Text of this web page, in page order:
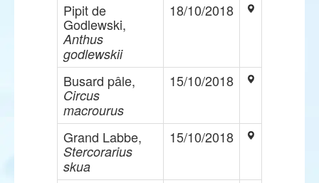
Pipit de
Godlewski,
Anthus
godlewskii
18/10/2018
Busard pâle,
Circus
macrourus
15/10/2018
Grand Labbe,
Stercorarius
skua
15/10/2018